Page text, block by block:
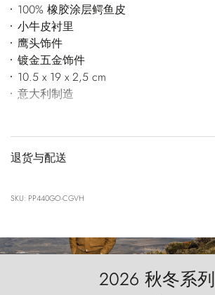
100% 橡胶涂层鳄鱼皮
小牛皮衬里
鹰头饰件
镀金五金饰件
10.5 x 19 x 2,5 cm
意大利制造
退货与配送
SKU: PP440GO-CGVH
2026 秋冬系列